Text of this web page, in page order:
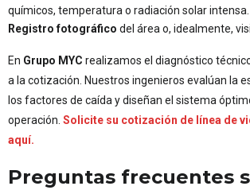
químicos, temperatura o radiación solar intensa.
Registro fotográfico del área o, idealmente,
En Grupo MYC realizamos el diagnóstico
a la cotización. Nuestros ingenieros evalúan la
los factores de caída y diseñan el sistema
operación. Solicite su cotización de línea de
aquí.
Preguntas frecuentes